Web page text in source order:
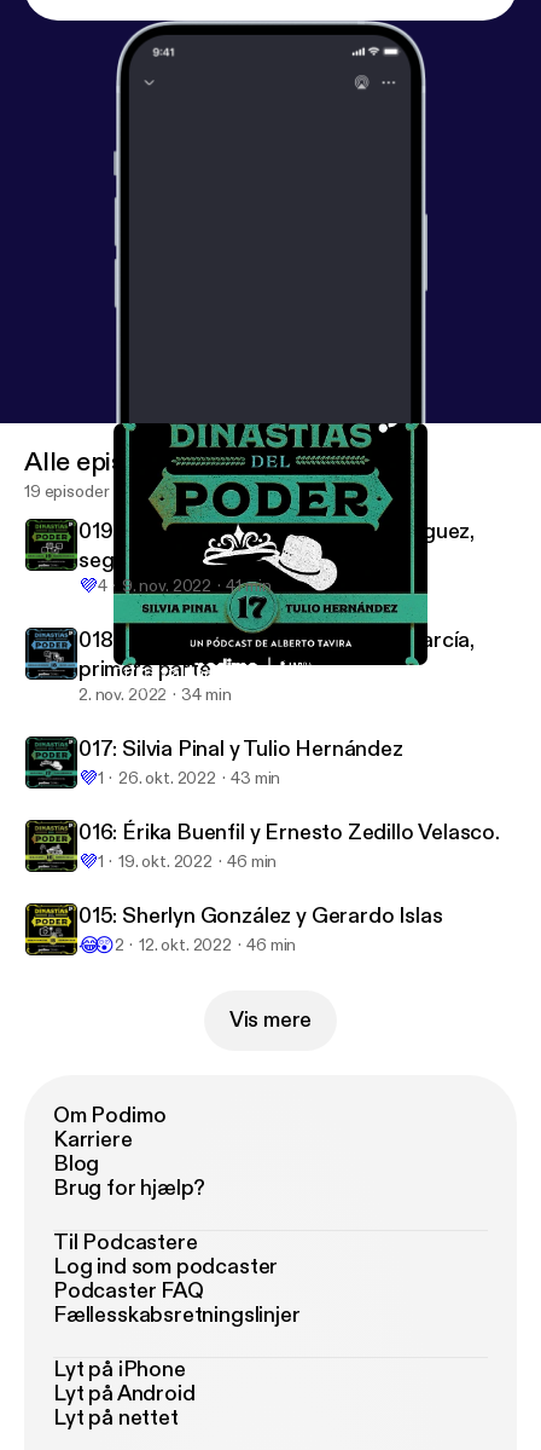
017: Silvia Pinal y Tulio Hernández
Dinastías del Poder
Alle episoder
19 episoder
019: Samuel García y Mariana Rodríguez,
segunda parte
💜4 9. nov. 2022 41 min
018: Mariana Rodríguez y Samuel García,
primera parte
2. nov. 2022 34 min
017: Silvia Pinal y Tulio Hernández
💜1 26. okt. 2022 43 min
016: Érika Buenfil y Ernesto Zedillo Velasco.
💜1 19. okt. 2022 46 min
015: Sherlyn González y Gerardo Islas
😂😲2 12. okt. 2022 46 min
Vis mere
Om Podimo
Karriere
Blog
Brug for hjælp?
Til Podcastere
Log ind som podcaster
Podcaster FAQ
Fællesskabsretningslinjer
Lyt på iPhone
Lyt på Android
Lyt på nettet